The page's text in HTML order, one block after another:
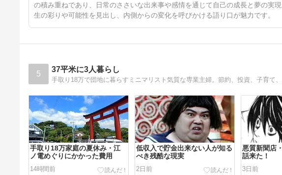
の積み重ねであり、日常のささいな出来事や感情を通じて自己の成長と夢の実
生の彩りや可能性を見出し、内側からの変化を呼びかける語り口が魅力です。
5 37平米に3人暮らし
手取り18万で団地に暮らすミニマリスト気質な専業主婦。節約、投資、子育て
手取り18万家庭の夏休み・江
ノ電めぐりにかかった費用
14時間前
低収入で貯金出来ない人が知る
べき残酷な現実
2日前
悪質新聞店
話来た！
3日前